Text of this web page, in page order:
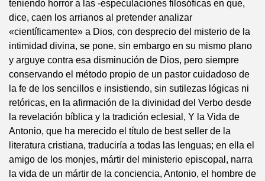
teniendo horror a las -especulaciones filosóficas en que,
dice, caen los arrianos al pretender analizar
«científicamente» a Dios, con desprecio del misterio de la
intimidad divina, se pone, sin embargo en su mismo plano
y arguye contra esa disminución de Dios, pero siempre
conservando el método propio de un pastor cuidadoso de
la fe de los sencillos e insistiendo, sin sutilezas lógicas ni
retóricas, en la afirmación de la divinidad del Verbo desde
la revelación bíblica y la tradición eclesial, Y la Vida de
Antonio, que ha merecido el título de best seller de la
literatura cristiana, traduciría a todas las lenguas; en ella el
amigo de los monjes, mártir del ministerio episcopal, narra
la vida de un mártir de la conciencia, Antonio, el hombre de